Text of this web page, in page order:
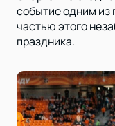
событие одним из
частью этого
праздника.